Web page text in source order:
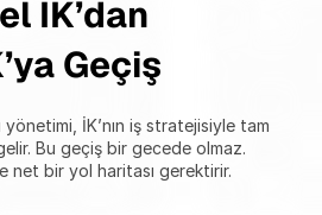
İK’dan
Geçiş
İK’nın iş stratejisiyle tam
Bu geçiş bir gecede olmaz.
net bir yol haritası gerektirir.